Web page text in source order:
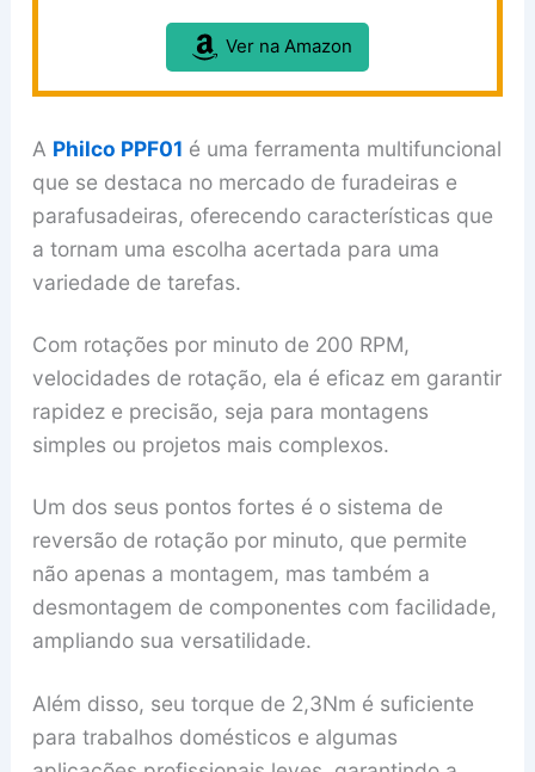
Ver na Amazon
A Philco PPF01 é uma ferramenta multifuncional
que se destaca no mercado de furadeiras e
parafusadeiras, oferecendo características que
a tornam uma escolha acertada para uma
variedade de tarefas.
Com rotações por minuto de 200 RPM,
velocidades de rotação, ela é eficaz em garantir
rapidez e precisão, seja para montagens
simples ou projetos mais complexos.
Um dos seus pontos fortes é o sistema de
reversão de rotação por minuto, que permite
não apenas a montagem, mas também a
desmontagem de componentes com facilidade,
ampliando sua versatilidade.
Além disso, seu torque de 2,3Nm é suficiente
para trabalhos domésticos e algumas